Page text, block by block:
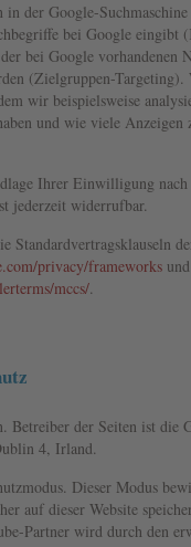
der Google-
bei Google eingibt
bei Google vorhandenen
(Zielgruppen-
wir beispielsweise
und wie viele Anzeigen
Ihrer Einwilligung
jederzeit widerrufbar.
Standardvertragsklauseln
privacy/frameworks und
mccs/.
Betreiber der Seiten ist
4, Irland.
Dieser Modus
auf dieser Website
Partner wird durch den